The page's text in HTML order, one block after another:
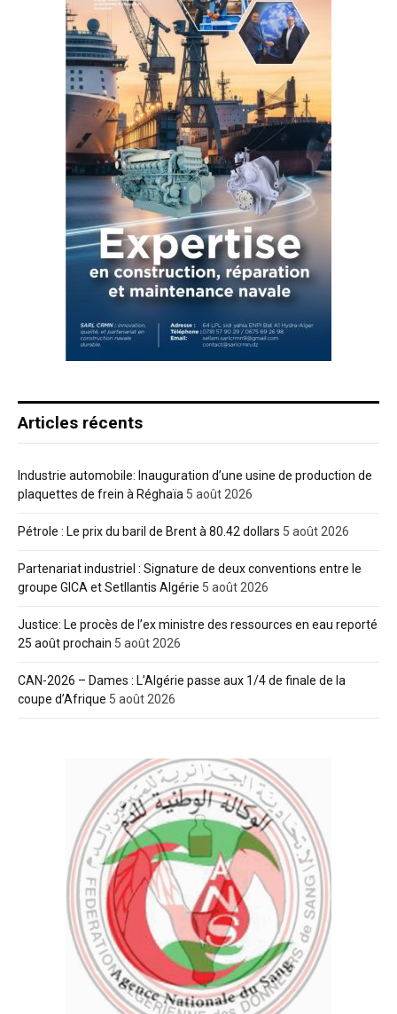
Articles récents
Industrie automobile: Inauguration d’une usine de production de
plaquettes de frein à Réghaïa 5 août 2026
Pétrole : Le prix du baril de Brent à 80.42 dollars 5 août 2026
Partenariat industriel : Signature de deux conventions entre le
groupe GICA et Setllantis Algérie 5 août 2026
Justice: Le procès de l’ex ministre des ressources en eau reporté
25 août prochain 5 août 2026
CAN-2026 – Dames : L’Algérie passe aux 1/4 de finale de la
coupe d’Afrique 5 août 2026